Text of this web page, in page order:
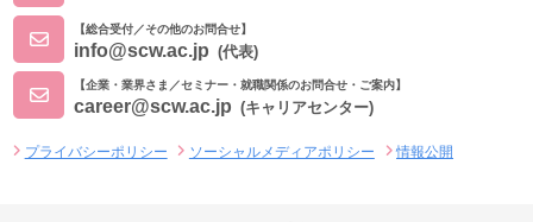
【総合受付／その他のお問合せ】
info@scw.ac.jp (代表)
【企業・業界さま／セミナー・就職関係のお問合せ・ご案内】
career@scw.ac.jp (キャリアセンター)
プライバシーポリシー ソーシャルメディアポリシー 情報公開